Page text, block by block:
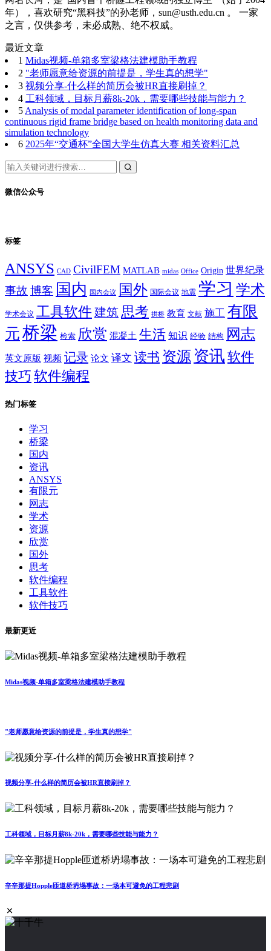
年），喜欢研究“黑科技”的孙老师，sun@usth.edu.cn 。 一家
之言，仅供参考，未必成熟、绝不权威。
最近文章
1 Midas视频-单箱多室梁格法建模助手教程
2 "老师愿意给资源的前提是，学生真的想学"
3 视频分享-什么样的简历会被HR直接刷掉？
4 工科领域，目标月薪8k-20k，需要哪些技能与能力？
5 Analysis of modal parameter identification of long-span
continuous rigid frame bridge based on health monitoring data and
simulation technology
6 2025年“交通杯”全国大学生仿真大赛 相关资料汇总
微信公众号
标签
ANSYS CAD CivilFEM MATLAB midas Office Origin 世界纪录
事故 博客 国内 国内会议 国外 国际会议 地震 学习 学术
学术会议 工具软件建筑 思考 拱桥 教育 文献 施工 有限
元桥梁 检索 欣赏 混凝土 生活 知识 经验 结构 网志
英文原版 视频 记录 论文 译文 读书 资源 资讯 软件
技巧 软件编程
热门标签
学习
桥梁
国内
资讯
ANSYS
有限元
网志
学术
资源
欣赏
国外
思考
软件编程
工具软件
软件技巧
最新更近
Midas视频-单箱多室梁格法建模助手教程
"老师愿意给资源的前提是，学生真的想学"
视频分享-什么样的简历会被HR直接刷掉？
工科领域，目标月薪8k-20k，需要哪些技能与能力？
辛辛那提Hopple匝道桥坍塌事故：一场本可避免的工程悲剧